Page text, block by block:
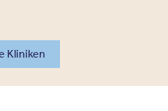
Kliniken